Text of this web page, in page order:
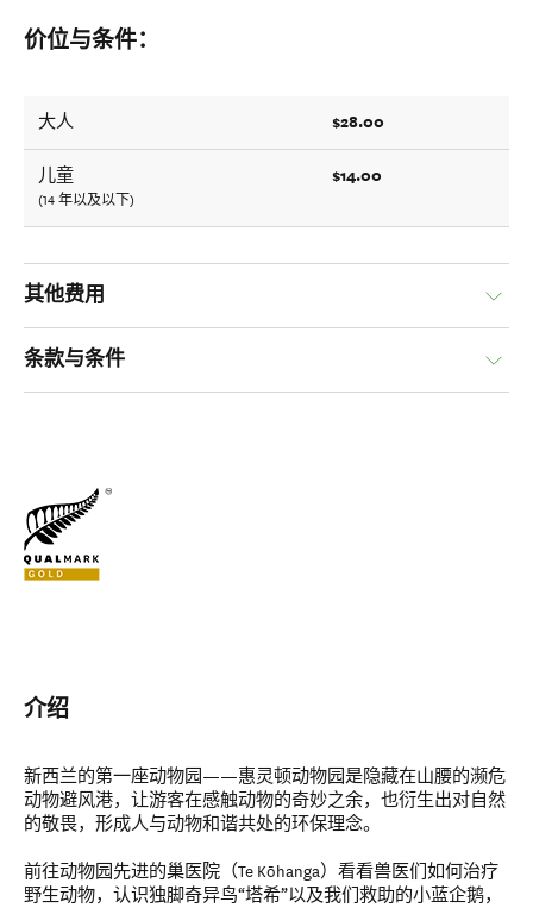
价位与条件：
大人 $28.00
儿童
(14 年以及以下)
$14.00
其他费用
条款与条件
介绍
新西兰的第一座动物园——惠灵顿动物园是隐藏在山腰的濒危
动物避风港，让游客在感触动物的奇妙之余，也衍生出对自然
的敬畏，形成人与动物和谐共处的环保理念。
前往动物园先进的巢医院（Te Kōhanga）看看兽医们如何治疗
野生动物，认识独脚奇异鸟“塔希”以及我们救助的小蓝企鹅，